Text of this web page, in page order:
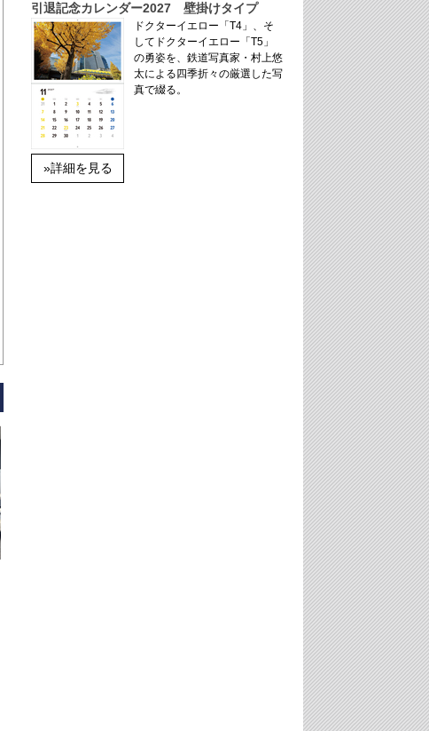
引退記念カレンダー2027 壁掛けタイプ
»詳細を見る
ドクターイエロー「T4」、そ
してドクターイエロー「T5」
の勇姿を、鉄道写真家・村上悠
太による四季折々の厳選した写
真で綴る。